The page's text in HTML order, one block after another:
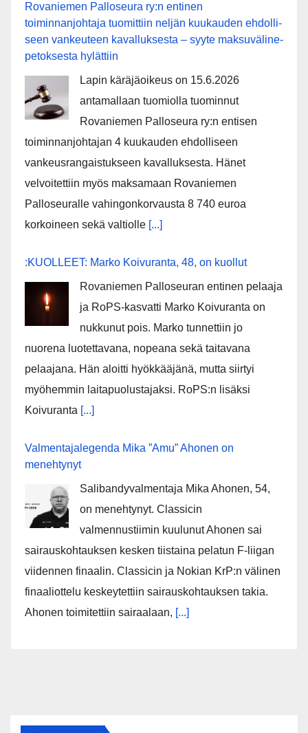
Rovaniemen Palloseura ry:n entinen
toiminnanjohtaja tuo­mit­tiin neljän kuu­kau­den eh­dol­li­
seen van­keu­teen ka­val­luk­ses­ta – syyte mak­su­vä­li­ne­
pe­tok­ses­ta hy­lät­tiin
Lapin käräjäoikeus on 15.6.2026
antamallaan tuomiolla tuominnut
Rovaniemen Palloseura ry:n entisen
toiminnanjohtajan 4 kuukauden ehdolliseen
vankeusrangaistukseen kavalluksesta. Hänet
velvoitettiin myös maksamaan Rovaniemen
Palloseuralle vahingonkorvausta 8 740 euroa
korkoineen sekä valtiolle [...]
:KUOLLEET: Marko Koivuranta, 48, on kuollut
Rovaniemen Palloseuran entinen pelaaja
ja RoPS-kasvatti Marko Koivuranta on
nukkunut pois. Marko tunnettiin jo
nuorena luotettavana, nopeana sekä taitavana
pelaajana. Hän aloitti hyökkääjänä, mutta siirtyi
myöhemmin laitapuolustajaksi. RoPS:n lisäksi
Koivuranta [...]
Valmentajalegenda Mika ”Amu” Ahonen on
menehtynyt
Salibandyvalmentaja Mika Ahonen, 54,
on menehtynyt. Classicin
valmennustiimin kuulunut Ahonen sai
sairauskohtauksen kesken tiistaina pelatun F-liigan
viidennen finaalin. Classicin ja Nokian KrP:n välinen
finaaliottelu keskeytettiin sairauskohtauksen takia.
Ahonen toimitettiin sairaalaan, [...]